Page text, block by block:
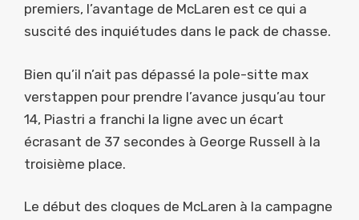
premiers, l’avantage de McLaren est ce qui a
suscité des inquiétudes dans le pack de chasse.
Bien qu’il n’ait pas dépassé la pole-sitte max
verstappen pour prendre l’avance jusqu’au tour
14, Piastri a franchi la ligne avec un écart
écrasant de 37 secondes à George Russell à la
troisième place.
Le début des cloques de McLaren à la campagne